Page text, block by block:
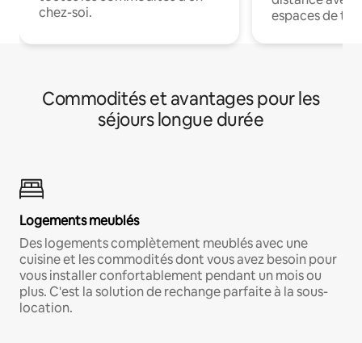
chez-soi.
espaces de
Commodités et avantages pour les
séjours longue durée
Logements meublés
Des logements complètement meublés avec une
cuisine et les commodités dont vous avez besoin pour
vous installer confortablement pendant un mois ou
plus. C'est la solution de rechange parfaite à la sous-
location.